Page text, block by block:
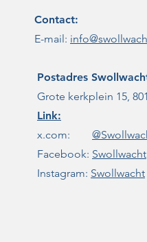
Contact:
E-mail:
Postadres
Grote kerkplein 15,
Link:
x.com:
Facebook: Swollwacht
Instagram: Swollwacht